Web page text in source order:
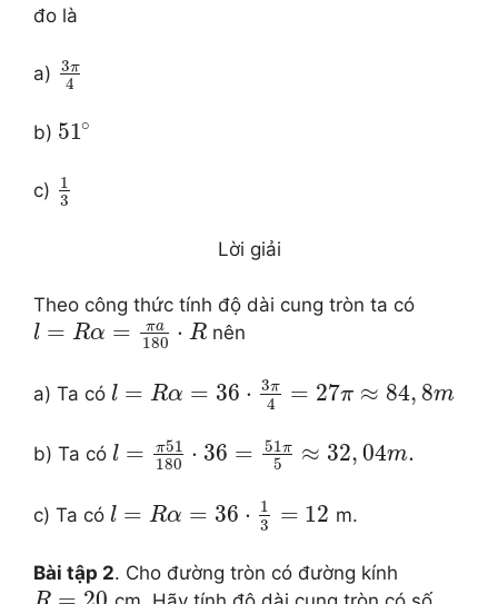
đo là
a) 3π
4
b) 51∘
c)
1
3
Lời giải
Theo công thức tính độ dài cung tròn ta có
l = Rα = πa
180 ⋅ R nên
a) Ta có l = Rα = 36 ⋅ 3π
4 = 27π ≈ 84, 8m
b) Ta có l = π51
180 ⋅ 36 = 51 π
5 ≈ 32, 04m.
c) Ta có l = Rα = 36 ⋅ 1
3
= 12 m.
Bài tập 2. Cho đường tròn có đường kính